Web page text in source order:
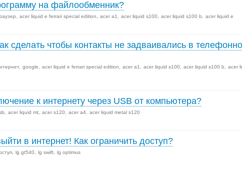
на файлообменник?
acer liquid e ferrari special edition acer a1 acer liquid s100 acer liquid s100 b acer liquid e
сделать чтобы контакты не задваивались в
google acer liquid e ferrari special edition acer a1 acer liquid s100 acer liquid s100 b
acer
к интернету через USB от компьютера?
acer liquid mt acer s120 acer a4 acer liquid metal s120
в интернет! Как ограничить доступ?
lg gt540 lg swift lg optimus